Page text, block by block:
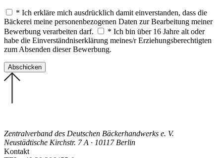
* Ich erkläre mich ausdrücklich damit einverstanden, dass die
Bäckerei meine personenbezogenen Daten zur Bearbeitung meiner
Bewerbung verarbeiten darf.
* Ich bin über 16 Jahre alt oder
habe die Einverständniserklärung meines/r Erziehungsberechtigten
zum Absenden dieser Bewerbung.
Zentralverband des Deutschen Bäckerhandwerks e. V.
Neustädtische Kirchstr. 7 A · 10117 Berlin
Kontakt